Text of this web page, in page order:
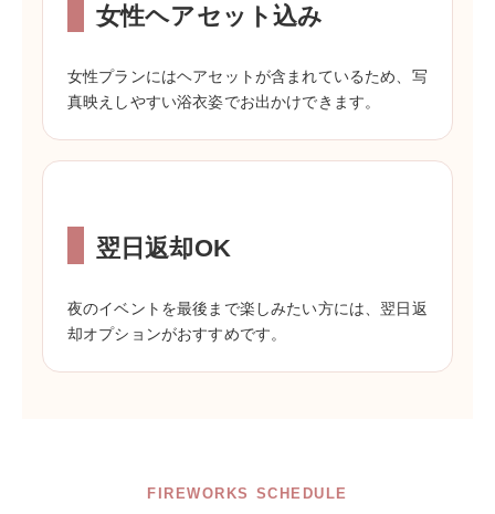
女性ヘアセット込み
女性プランにはヘアセットが含まれているため、写
真映えしやすい浴衣姿でお出かけできます。
翌日返却OK
夜のイベントを最後まで楽しみたい方には、翌日返
却オプションがおすすめです。
FIREWORKS SCHEDULE